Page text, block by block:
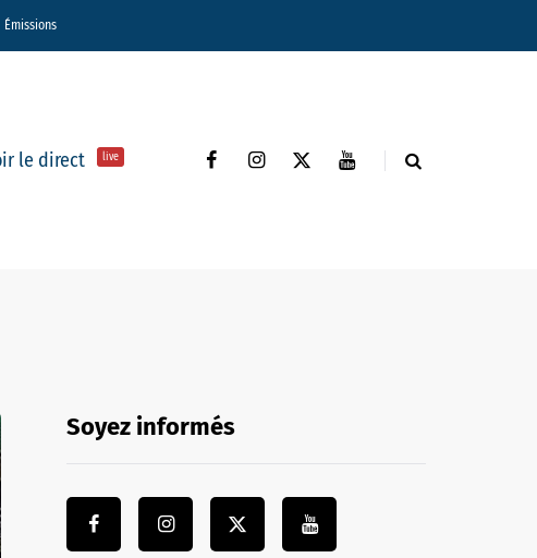
Émissions
le direct live
Soyez informés